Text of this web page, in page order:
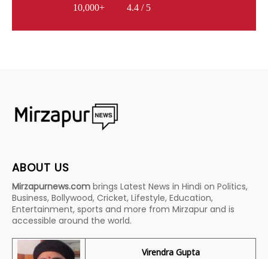
10,000+
4.4 / 5
ABOUT US
Mirzapurnews.com brings Latest News in Hindi on Politics,
Business, Bollywood, Cricket, Lifestyle, Education,
Entertainment, sports and more from Mirzapur and is
accessible around the world.
Virendra Gupta